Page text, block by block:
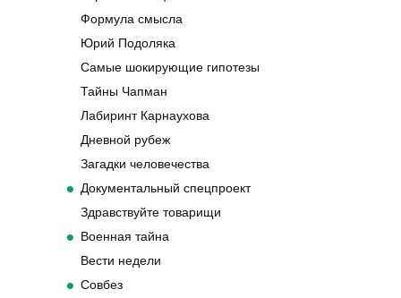
Формула смысла
Юрий Подоляка
Самые шокирующие гипотезы
Тайны Чапман
Лабиринт Карнаухова
Дневной рубеж
Загадки человечества
Документальный спецпроект
Здравствуйте товарищи
Военная тайна
Вести недели
Совбез